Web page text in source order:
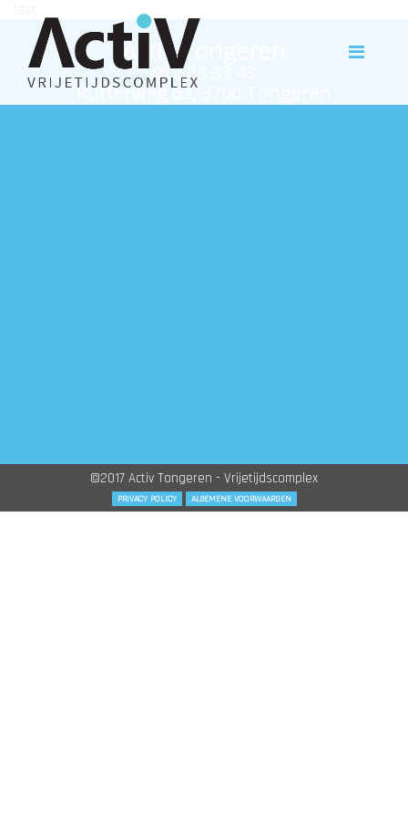
Activ Tongeren
012 23 33 43
Rutterweg 63, 3700 Tongeren
©2017 Activ Tongeren - Vrijetijdscomplex
PRIVACY POLICY ALGEMENE VOORWAARDEN